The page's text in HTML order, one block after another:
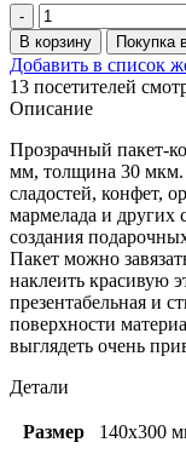
Количество
товара
Пакет-
конус,
140х300
мм
(100
шт
в
упаковке)
В корзину Покупка
Добавить в список
13 посетителей
Описание
Прозрачный пакет-
мм, толщина 30 мкм.
сладостей, конфет,
мармелада и других
создания
Пакет можно
наклеить красивую
презентабельная и
поверхности
выглядеть очень
Детали
Размер 140х300